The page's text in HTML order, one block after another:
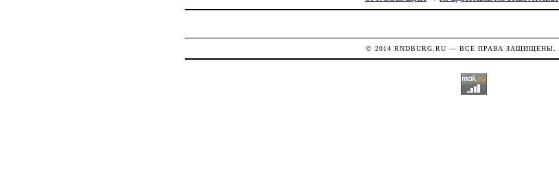
© 2014RNDBURG.RU — ВСЕ ПРАВА ЗАЩИЩЕНЫ.